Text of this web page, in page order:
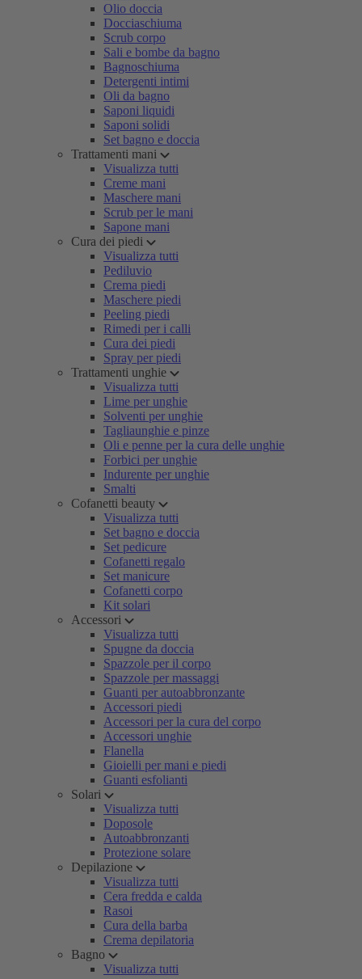
Olio doccia
Docciaschiuma
Scrub corpo
Sali e bombe da bagno
Bagnoschiuma
Detergenti intimi
Oli da bagno
Saponi liquidi
Saponi solidi
Set bagno e doccia
Trattamenti mani
Visualizza tutti
Creme mani
Maschere mani
Scrub per le mani
Sapone mani
Cura dei piedi
Visualizza tutti
Pediluvio
Crema piedi
Maschere piedi
Peeling piedi
Rimedi per i calli
Cura dei piedi
Spray per piedi
Trattamenti unghie
Visualizza tutti
Lime per unghie
Solventi per unghie
Tagliaunghie e pinze
Oli e penne per la cura delle unghie
Forbici per unghie
Indurente per unghie
Smalti
Cofanetti beauty
Visualizza tutti
Set bagno e doccia
Set pedicure
Cofanetti regalo
Set manicure
Cofanetti corpo
Kit solari
Accessori
Visualizza tutti
Spugne da doccia
Spazzole per il corpo
Spazzole per massaggi
Guanti per autoabbronzante
Accessori piedi
Accessori per la cura del corpo
Accessori unghie
Flanella
Gioielli per mani e piedi
Guanti esfolianti
Solari
Visualizza tutti
Doposole
Autoabbronzanti
Protezione solare
Depilazione
Visualizza tutti
Cera fredda e calda
Rasoi
Cura della barba
Crema depilatoria
Bagno
Visualizza tutti